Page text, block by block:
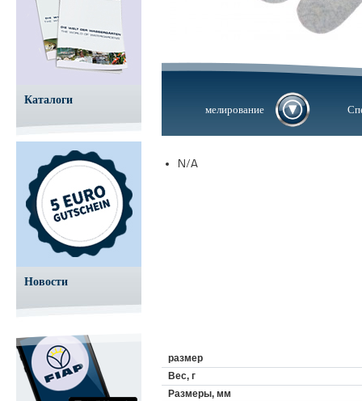
мелирование
N/A
размер
Вес, г
Размеры, мм
Каталоги
Новости